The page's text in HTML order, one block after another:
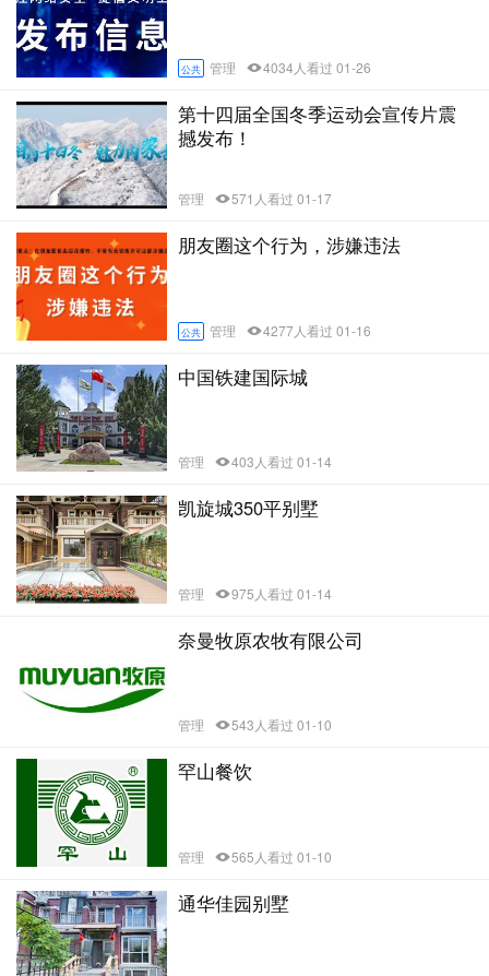
公共 管理 4034人看过 01-26
第十四届全国冬季运动会宣传片震
撼发布！
管理 571人看过 01-17
朋友圈这个行为，涉嫌违法
公共 管理 4277人看过 01-16
中国铁建国际城
管理 403人看过 01-14
凯旋城350平别墅
管理 975人看过 01-14
奈曼牧原农牧有限公司
管理 543人看过 01-10
罕山餐饮
管理 565人看过 01-10
通华佳园别墅